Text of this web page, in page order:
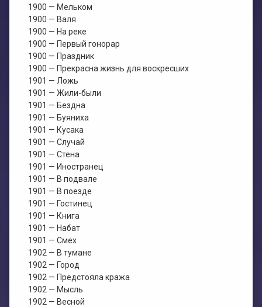
1900 — Мельком
1900 — Валя
1900 — На реке
1900 — Первый гонорар
1900 — Праздник
1900 — Прекрасна жизнь для воскресших
1901 — Ложь
1901 — Жили-были
1901 — Бездна
1901 — Буяниха
1901 — Кусака
1901 — Случай
1901 — Стена
1901 — Иностранец
1901 — В подвале
1901 — В поезде
1901 — Гостинец
1901 — Книга
1901 — Набат
1901 — Смех
1902 — В тумане
1902 — Город
1902 — Предстояла кража
1902 — Мысль
1902 — Весной